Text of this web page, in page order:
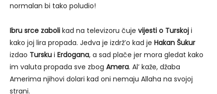
normalan bi tako poludio!
Ibru srce zaboli kad na televizoru čuje vijesti o Turskoj i
kako joj lira propada. Jedva je izdrž’o kad je Hakan Šukur
izdao Tursku i Erdogana, a sad plače jer mora gledat kako
im valuta propada sve zbog Amera. Al’ kaže, džaba
Amerima njihovi dolari kad oni nemaju Allaha na svojoj
strani.